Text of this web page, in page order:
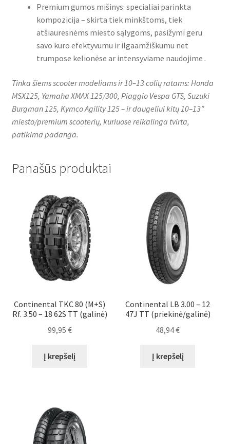
Premium gumos mišinys: specialiai parinkta
kompozicija – skirta tiek minkštoms, tiek
atšiauresnėms miesto sąlygoms, pasižymi geru
savo kuro efektyvumu ir ilgaamžiškumu net
trumpose kelionėse ar intensyviame naudojime .
Tinka šiems scooter modeliams ir 10–13 colių ratams: Honda
MSX125, Yamaha XMAX 125/300, Piaggio Vespa GTS, Suzuki
Burgman 125, Kymco Agility 125 – ir daugeliui kitų 10–13″
miesto/premium scooterių, kuriuose reikalinga tvirta,
patikima padanga.
Panašūs produktai
Continental TKC 80 (M+S)
Rf. 3.50 – 18 62S TT (galinė)
99,95 €
Į krepšelį
Continental LB 3.00 – 12
47J TT (priekinė/galinė)
48,94€
Į krepšelį